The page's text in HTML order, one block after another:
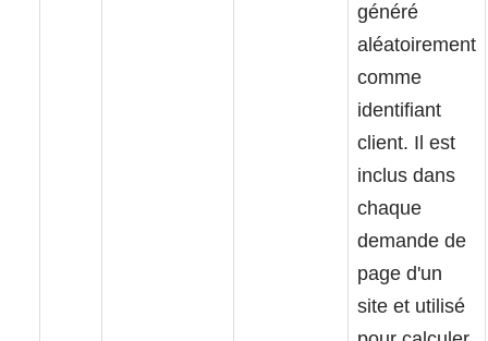
généré
aléatoirement
comme
identifiant
client. Il est
inclus dans
chaque
demande de
page d'un
site et utilisé